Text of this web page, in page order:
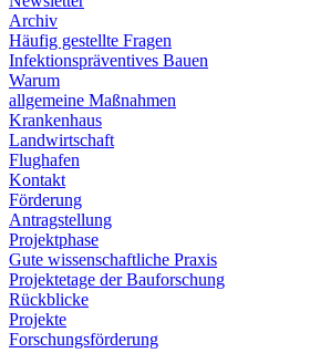
Archiv
Häufig gestellte Fragen
Infektionspräventives Bauen
Warum
allgemeine Maßnahmen
Krankenhaus
Landwirtschaft
Flughafen
Kontakt
Förderung
Antragstellung
Projektphase
Gute wissenschaftliche Praxis
Projektetage der Bauforschung
Rückblicke
Projekte
Forschungsförderung